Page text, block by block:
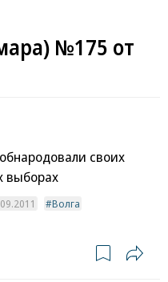
№175 от
своих
выборах
Волга